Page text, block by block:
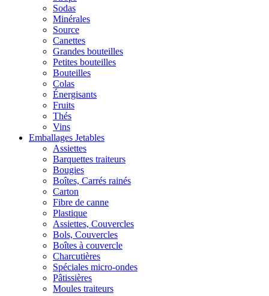
Sodas
Minérales
Source
Canettes
Grandes bouteilles
Petites bouteilles
Bouteilles
Colas
Énergisants
Fruits
Thés
Vins
Emballages Jetables
Assiettes
Barquettes traiteurs
Bougies
Boîtes, Carrés rainés
Carton
Fibre de canne
Plastique
Assiettes, Couvercles
Bols, Couvercles
Boîtes à couvercle
Charcutières
Spéciales micro-ondes
Pâtissières
Moules traiteurs